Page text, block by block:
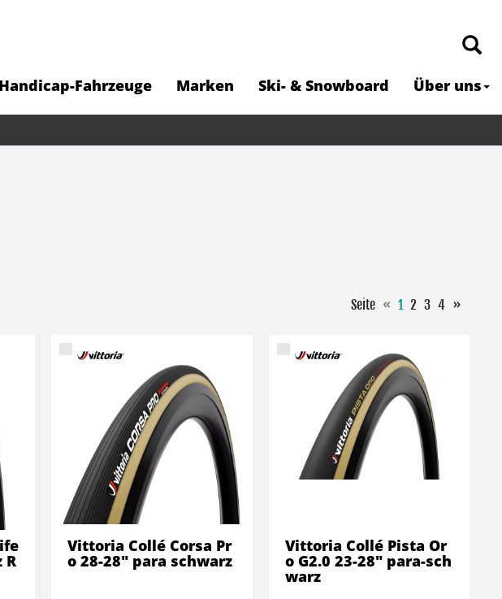
Fahrzeuge Marken Ski- & Snowboard Über uns
Seite « 1 2 3 4 »
R
Vittoria Collé Corsa Pr
o 28-28" para schwarz
Vittoria Collé Pista Or
o G2.0 23-28" para-sch
warz